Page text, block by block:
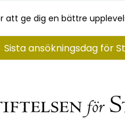
att ge dig en bättre
Sista ansökningsdag för